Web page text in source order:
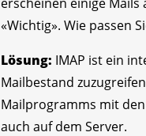
«Wichtig». Wie passen
Lösung: IMAP ist ein
Mailbestand
Mailprogramms mit
auch auf dem Server.